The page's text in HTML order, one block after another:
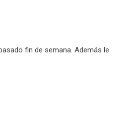
fin de semana. Además le